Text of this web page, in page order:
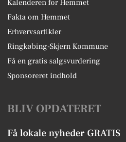
Kalenderen for Hemmet
Fakta om Hemmet
Erhvervsartikler
Ringkøbing-Skjern Kommune
Få en gratis salgsvurdering
Sponsoreret indhold
BLIV OPDATERET
Få lokale nyheder GRATIS